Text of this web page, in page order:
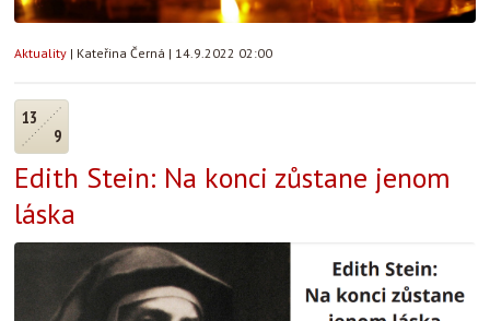
Aktuality | Kateřina Černá | 14.9.2022 02:00
13
9
Edith Stein: Na konci zůstane jenom
láska